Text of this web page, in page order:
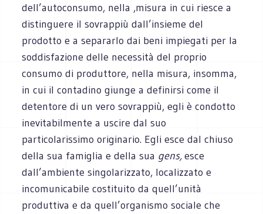
dell’autoconsumo, nella ,misura in cui riesce a
distinguere il sovrappiù dall’insieme del
prodotto e a separarlo dai beni impiegati per la
soddisfazione delle necessità del proprio
consumo di produttore, nella misura, insomma,
in cui il contadino giunge a definirsi come il
detentore di un vero sovrappiù, egli è condotto
inevitabilmente a uscire dal suo
particolarissimo originario. Egli esce dal chiuso
della sua famiglia e della sua gens,esce
dall’ambiente singolarizzato, localizzato e
incomunicabile costituito da quell’unità
produttiva e da quell’organismo sociale che